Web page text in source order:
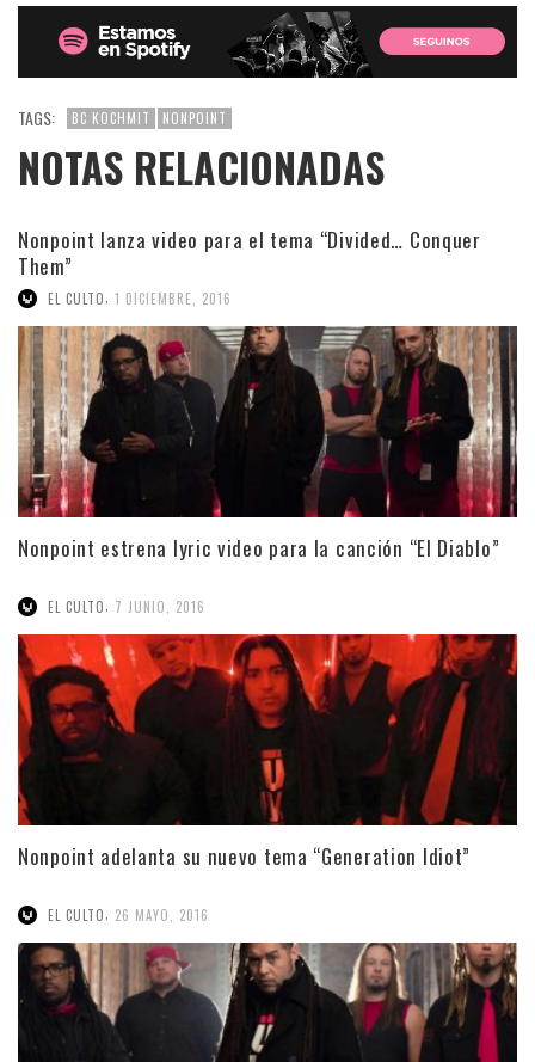
TAGS: BC KOCHMIT NONPOINT
NOTAS RELACIONADAS
Nonpoint lanza video para el tema “Divided… Conquer
Them”
EL CULTO, 1 DICIEMBRE, 2016
Nonpoint estrena lyric video para la canción “El Diablo”
EL CULTO, 7 JUNIO, 2016
Nonpoint adelanta su nuevo tema “Generation Idiot”
EL CULTO 26 MAYO, 2016